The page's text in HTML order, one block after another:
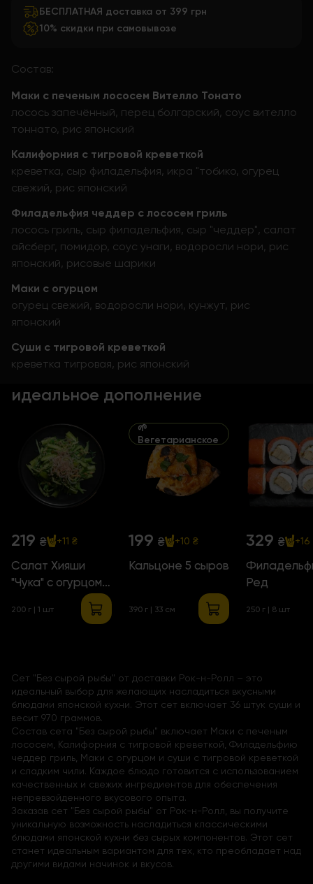
БЕСПЛАТНАЯ доставка от 399 грн
10% скидки при самовывозе
Состав:
Маки с печеным лососем Вителло Тонато
лосось запечённый, перец болгарский, соус вителло
тоннато, рис японский
Калифорния с тигровой креветкой
креветка, сыр филадельфия, икра "тобико, огурец
свежий, рис японский
Филадельфия чеддер с лососем гриль
лосось гриль, сыр филадельфия, сыр "чеддер", салат
айсберг, помидор, соус унаги, водоросли нори, рис
японский, рисовые шарики
Маки с огурцом
огурец свежий, водоросли нори, кунжут, рис
японский
Суши с тигровой креветкой
креветка тигровая, рис японский
идеальное дополнение
219 ₴ +11 ₴
Салат Хияши
"Чука" с огурцом и
сельдереем
200 г | 1 шт
🌱
Вегетарианское
199 ₴ +10 ₴
Кальцоне 5 сыров
390 г | 33 см
329 ₴ +16
Ред
250 г | 8 шт
Сет "Без сырой рыбы" от доставки Рок-н-Ролл – это
идеальный выбор для желающих насладиться вкусными
блюдами японской кухни. Этот сет включает 36 штук суши и
весит 970 граммов.
Состав сета "Без сырой рыбы" включает Маки с печеным
лососем, Калифорния с тигровой креветкой, Филадельфию
чеддер гриль, Маки с огурцом и суши с тигровой креветкой
и сладким чили. Каждое блюдо готовится с использованием
качественных и свежих ингредиентов для обеспечения
непревзойденного вкусового опыта.
Заказав сет "Без сырой рыбы" от Рок-н-Ролл, вы получите
уникальную возможность насладиться классическими
блюдами японской кухни без сырых компонентов. Этот сет
станет идеальным вариантом для тех, кто преобладает над
другими видами начинок и вкусов.